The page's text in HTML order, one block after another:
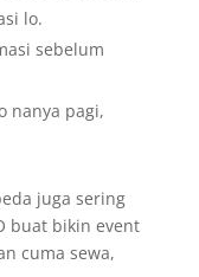
lo.
sebelum
nanya pagi,
juga sering
buat bikin event
cuma sewa,